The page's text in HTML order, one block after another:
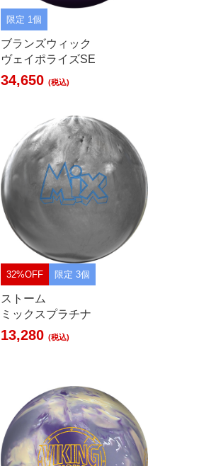
限定 1個
ブランズウィック
ヴェイポライズSE
34,650 (税込)
32%OFF 限定 3個
ストーム
ミックスプラチナ
13,280 (税込)